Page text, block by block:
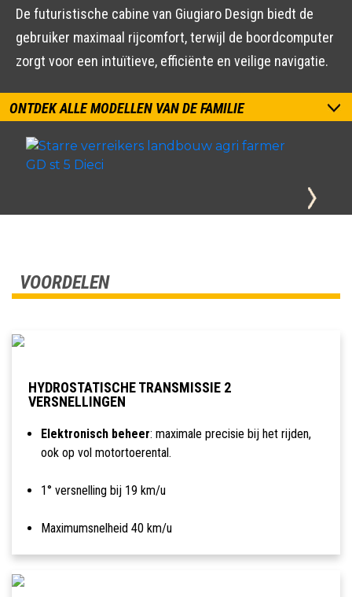
De futuristische cabine van Giugiaro Design biedt de
gebruiker maximaal rijcomfort, terwijl de boordcomputer
zorgt voor een intuïtieve, efficiënte en veilige navigatie.
ONTDEK ALLE MODELLEN VAN DE FAMILIE
VOORDELEN
HYDROSTATISCHE TRANSMISSIE 2
VERSNELLINGEN
Elektronisch beheer: maximale precisie bij het rijden,
ook op vol motortoerental.
1° versnelling bij 19 km/u
Maximumsnelheid 40 km/u